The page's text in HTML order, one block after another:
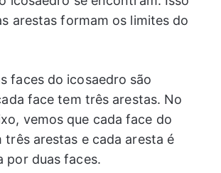
arestas formam os limites do
faces do icosaedro são
face tem três arestas. No
vemos que cada face do
três arestas e cada aresta é
por duas faces.